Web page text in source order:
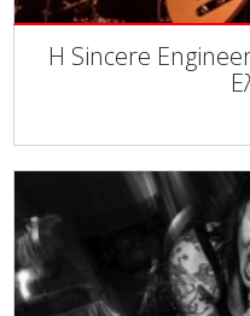
Η Sincere